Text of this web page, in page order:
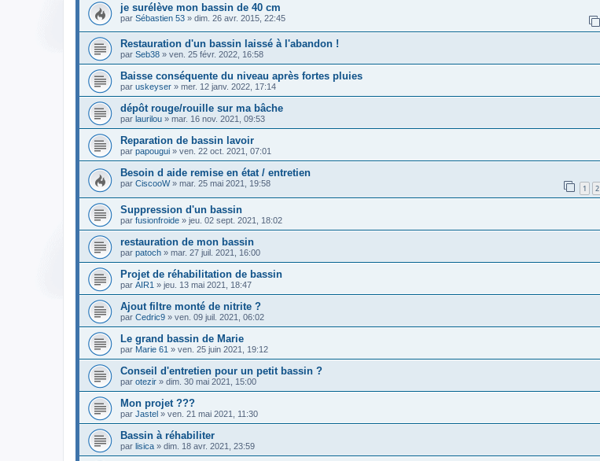
je surélève mon bassin de 40 cm
par Sébastien 53 » dim. 26 avr. 2015, 22:45
Restauration d'un bassin laissé à l'abandon !
par Seb38 » ven. 25 févr. 2022, 16:58
Baisse conséquente du niveau après fortes pluies
par uskeyser » mer. 12 janv. 2022, 17:14
dépôt rouge/rouille sur ma bâche
par laurilou » mar. 16 nov. 2021, 09:53
Reparation de bassin lavoir
par papougui » ven. 22 oct. 2021, 07:01
Besoin d aide remise en état / entretien
par CiscooW» mar. 25 mai 2021, 19:58 1 2
Suppression d'un bassin
par fusionfroide » jeu. 02 sept. 2021, 18:02
restauration de mon bassin
par patoch » mar. 27 juil. 2021, 16:00
Projet de réhabilitation de bassin
par AIR1 » jeu. 13 mai 2021, 18:47
Ajout filtre monté de nitrite ?
par Cedric9 » ven. 09 juil. 2021, 06:02
Le grand bassin de Marie
par Marie 61 » ven. 25 juin 2021, 19:12
Conseil d'entretien pour un petit bassin ?
par otezir » dim. 30 mai 2021, 15:00
Mon projet ???
par Jastel » ven. 21 mai 2021, 11:30
Bassin à réhabiliter
par lisica » dim. 18 avr. 2021, 23:59